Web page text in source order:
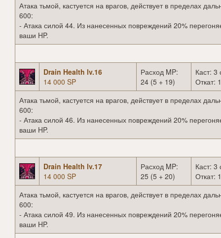
Атака тьмой, кастуется на врагов, действует в пределах
600:
- Атака силой 44. Из нанесенных повреждений 20%
ваши HP.
Drain Health lv.16
14 000 SP
Расход MP:
24 (5 + 19)
Каст: 3
Откат:
Атака тьмой, кастуется на врагов, действует в пределах
600:
- Атака силой 46. Из нанесенных повреждений 20%
ваши HP.
Drain Health lv.17
14 000 SP
Расход MP:
25 (5 + 20)
Каст: 3
Откат:
Атака тьмой, кастуется на врагов, действует в пределах
600:
- Атака силой 49. Из нанесенных повреждений 20%
ваши HP.